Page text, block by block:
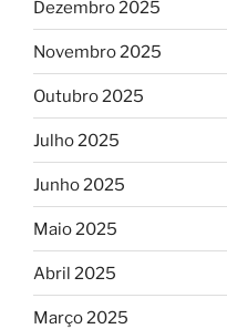
Dezembro 2025
Novembro 2025
Outubro 2025
Julho 2025
Junho 2025
Maio 2025
Abril 2025
Março 2025